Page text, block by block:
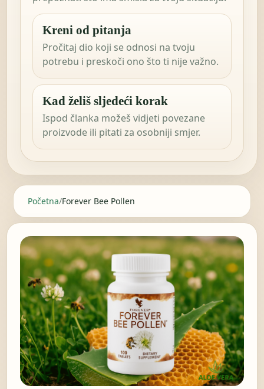
Kreni od pitanja
Pročitaj dio koji se odnosi na tvoju
potrebu i preskoči ono što ti nije važno.
Kad želiš sljedeći korak
Ispod članka možeš vidjeti povezane
proizvode ili pitati za osobniji smjer.
Početna/Forever Bee Pollen